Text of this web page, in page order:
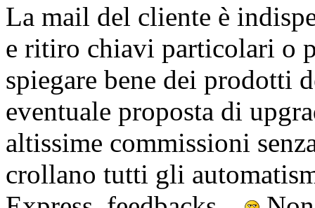
La mail del cliente è
e ritiro chiavi particolari o
spiegare bene dei prodotti
eventuale proposta di
altissime commissioni
crollano tutti gli